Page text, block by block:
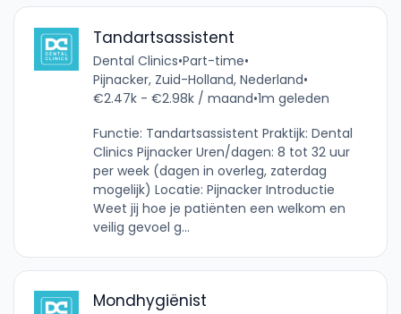
Tandartsassistent
Dental Clinics•Part-time•
Pijnacker, Zuid-Holland, Nederland•
€2.47k - €2.98k / maand•1m geleden
Functie: Tandartsassistent Praktijk: Dental
Clinics Pijnacker Uren/dagen: 8 tot 32 uur
per week (dagen in overleg, zaterdag
mogelijk) Locatie: Pijnacker Introductie
Weet jij hoe je patiënten een welkom en
veilig gevoel g...
Mondhygiënist